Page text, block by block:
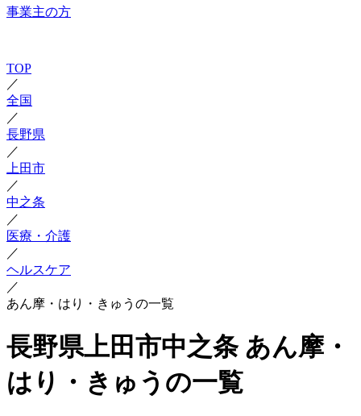
事業主の方
TOP
／
全国
／
長野県
／
上田市
／
中之条
／
医療・介護
／
ヘルスケア
／
あん摩・はり・きゅうの一覧
長野県上田市中之条 あん摩・
はり・きゅうの一覧